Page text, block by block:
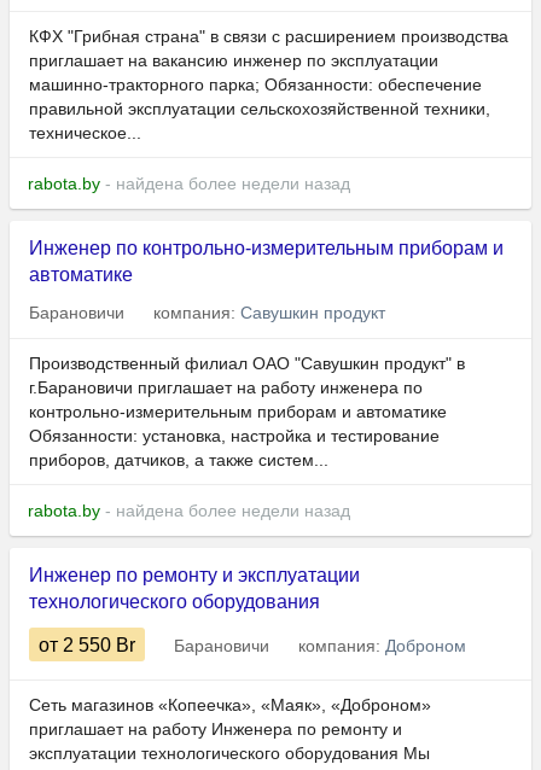
КФХ "Грибная страна" в связи с расширением производства
приглашает на вакансию инженер по эксплуатации
машинно-тракторного парка; Обязанности: обеспечение
правильной эксплуатации сельскохозяйственной техники,
техническое...
rabota.by - найдена более недели назад
Инженер по контрольно-измерительным приборам и
автоматике
Барановичи компания: Савушкин продукт
Производственный филиал ОАО "Савушкин продукт" в
г.Барановичи приглашает на работу инженера по
контрольно-измерительным приборам и автоматике
Обязанности: установка, настройка и тестирование
приборов, датчиков, а также систем...
rabota.by - найдена более недели назад
Инженер по ремонту и эксплуатации
технологического оборудования
от 2 550 Br Барановичи компания: Доброном
Сеть магазинов «Копеечка», «Маяк», «Доброном»
приглашает на работу Инженера по ремонту и
эксплуатации технологического оборудования Мы